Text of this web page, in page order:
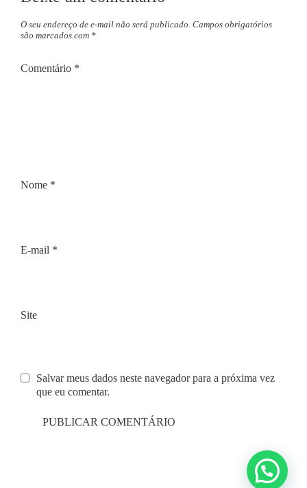
O seu endereço de e-mail não será publicado. Campos obrigatórios
são marcados com *
Comentário *
Nome *
E-mail *
Site
Salvar meus dados neste navegador para a próxima vez
que eu comentar.